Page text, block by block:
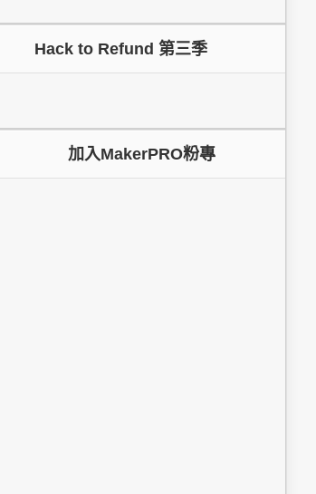
Hack to Refund 第三季
加入MakerPRO粉專